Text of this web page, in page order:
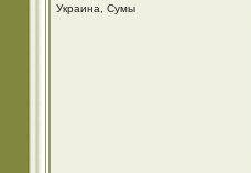
Украина, Сумы